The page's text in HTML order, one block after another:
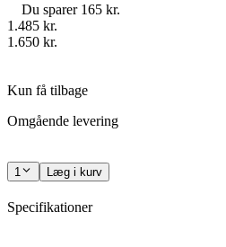
Du sparer 165 kr.
1.485 kr.
1.650 kr.
Kun få tilbage
Omgående levering
1 Læg i kurv
Specifikationer